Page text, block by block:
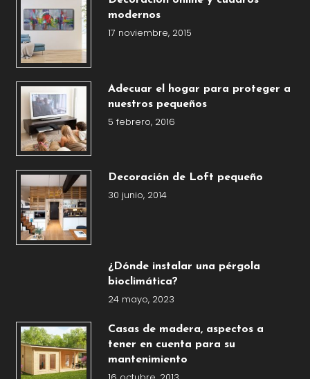
modernos
17 noviembre, 2015
Adecuar el hogar para proteger a
nuestros pequeños
5 febrero, 2016
Decoración de Loft pequeño
30 junio, 2014
¿Dónde instalar una pérgola
bioclimática?
24 mayo, 2023
Casas de madera, aspectos a
tener en cuenta para su
mantenimiento